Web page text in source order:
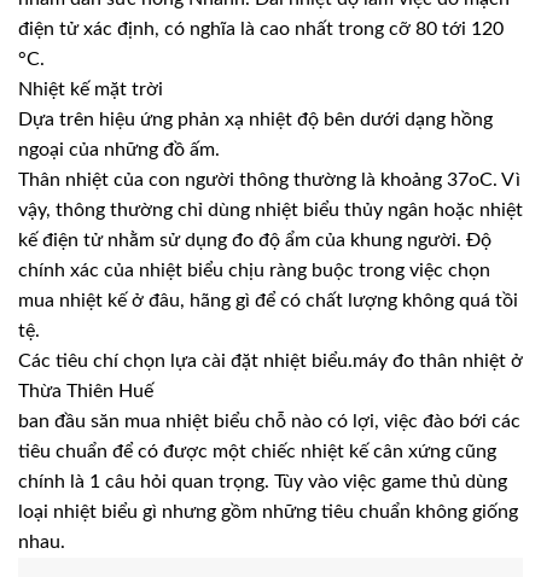
điện tử xác định, có nghĩa là cao nhất trong cỡ 80 tới 120
°C.
Nhiệt kế mặt trời
Dựa trên hiệu ứng phản xạ nhiệt độ bên dưới dạng hồng
ngoại của những đồ ấm.
Thân nhiệt của con người thông thường là khoảng 37oC. Vì
vậy, thông thường chỉ dùng nhiệt biểu thủy ngân hoặc nhiệt
kế điện tử nhằm sử dụng đo độ ẩm của khung người. Độ
chính xác của nhiệt biểu chịu ràng buộc trong việc chọn
mua nhiệt kế ở đâu, hãng gì để có chất lượng không quá tồi
tệ.
Các tiêu chí chọn lựa cài đặt nhiệt biểu.máy đo thân nhiệt ở
Thừa Thiên Huế
ban đầu săn mua nhiệt biểu chỗ nào có lợi, việc đào bới các
tiêu chuẩn để có được một chiếc nhiệt kế cân xứng cũng
chính là 1 câu hỏi quan trọng. Tùy vào việc game thủ dùng
loại nhiệt biểu gì nhưng gồm những tiêu chuẩn không giống
nhau.